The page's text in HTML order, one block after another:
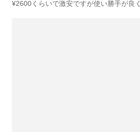
¥2600くらいで激安ですが使い勝手が良